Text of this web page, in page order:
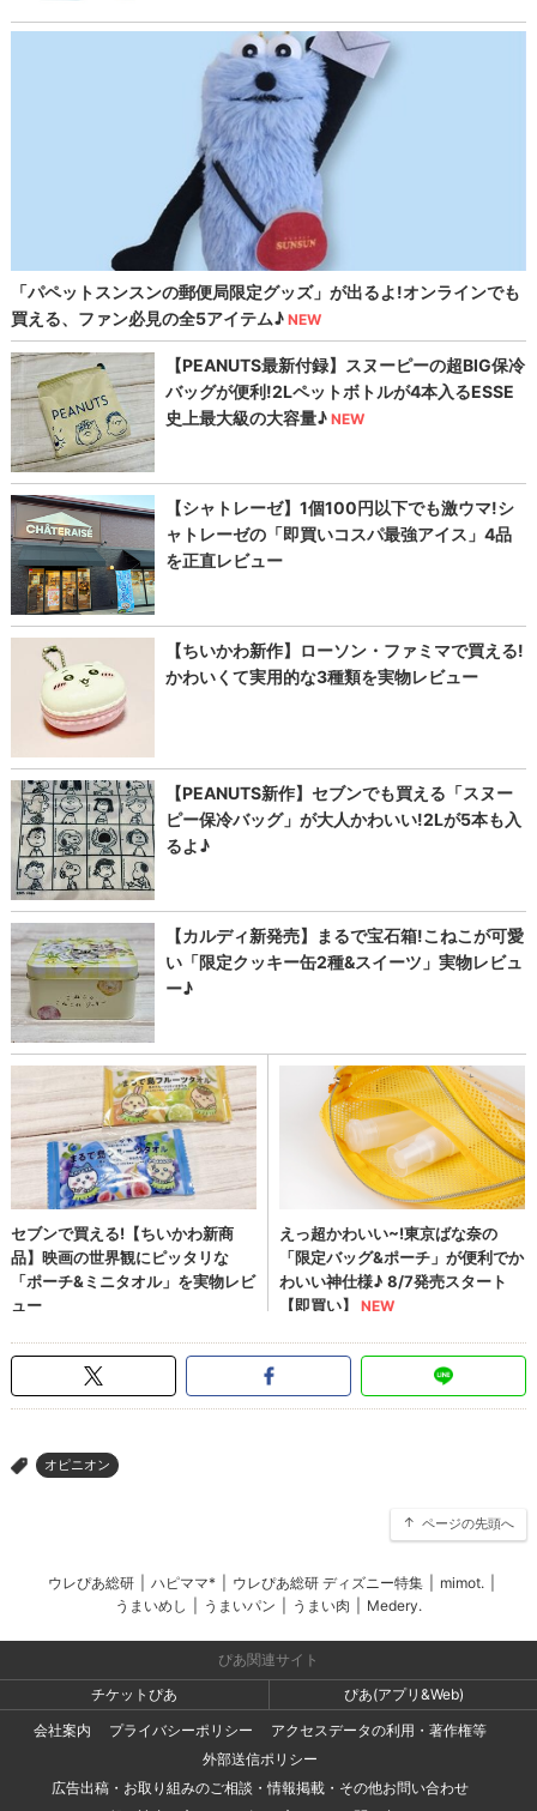
> オピニオン
ページの先頭へ
ウレぴあ総研 ハピママ* ウレぴあ総研 ディズニー特集 mimot.
うまいめし
うまいパン うまい肉 Medery.
ぴあ関連サイト
チケットぴあ
ぴあ(アプリ&Web)
会社案内
プライバシーポリシー
アクセスデータの利用・著作権等
外部送信ポリシー
広告出稿・お取り組みのご相談・情報掲載・その他お問い合わせ